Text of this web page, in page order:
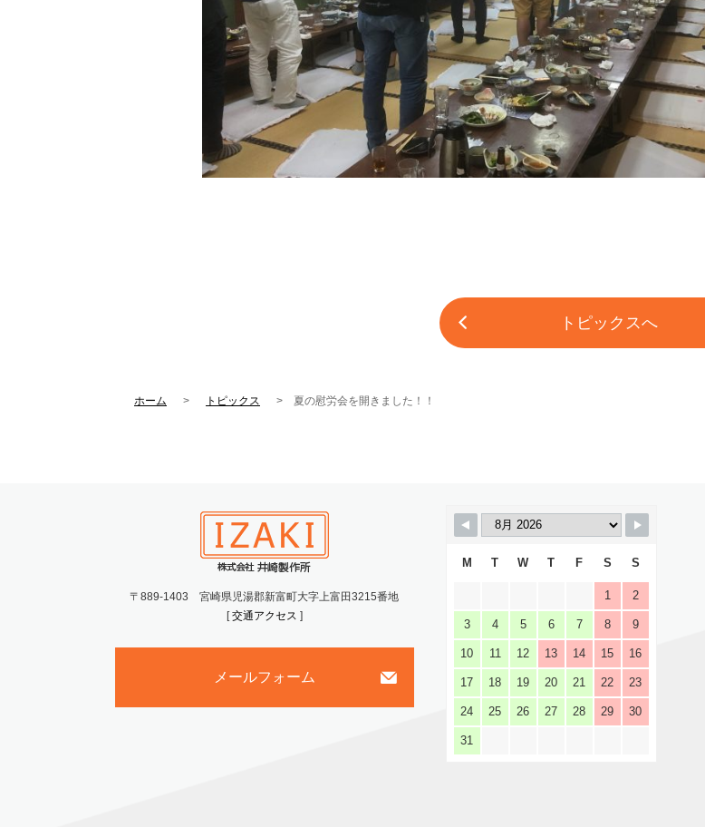
トピックスへ
ホーム トピックス 夏の慰労会を開きました！！
〒889-1403 宮崎県児湯郡新富町大字上富田3215番地
[交通アクセス ]
メールフォーム
M T W T F S S
1 2
3 4 5 6 7 8 9
10 11 12 13 14 15 16
17 18 19 20 21 22 23
24 25 26 27 28 29 30
31